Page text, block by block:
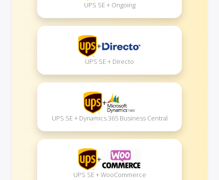
UPS SE + Ongoing
+
UPS SE + Directo
+
UPS SE + Dynamics 365 Business Central
+
UPS SE + WooCommerce